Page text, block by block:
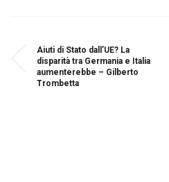
Aiuti di Stato dall’UE? La
disparità tra Germania e Italia
aumenterebbe – Gilberto
Trombetta